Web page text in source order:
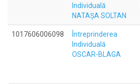
Individuală
NATAŞA SOLTAN
1017606006098
Întreprinderea
Individuală
OSCAR-BLAGA